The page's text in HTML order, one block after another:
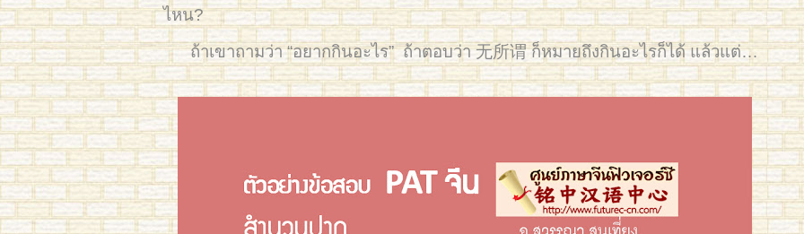
ไหน?
ถ้าเขาถามว่า “อยากกินอะไร” ถ้าตอบว่า无所谓ก็หมายถึงกินอะไรก็ได้ แล้วแต่…